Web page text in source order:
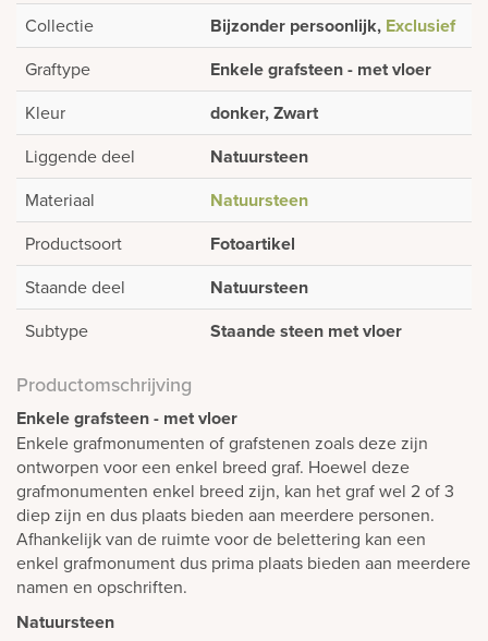
Collectie Bijzonder persoonlijk, Exclusief
Graftype Enkele grafsteen - met vloer
Kleur donker, Zwart
Liggende deel Natuursteen
Materiaal Natuursteen
Productsoort Fotoartikel
Staande deel Natuursteen
Subtype Staande steen met vloer
Productomschrijving
Enkele grafsteen - met vloer
Enkele grafmonumenten of grafstenen zoals deze zijn
ontworpen voor een enkel breed graf. Hoewel deze
grafmonumenten enkel breed zijn, kan het graf wel 2 of 3
diep zijn en dus plaats bieden aan meerdere personen.
Afhankelijk van de ruimte voor de belettering kan een
enkel grafmonument dus prima plaats bieden aan meerdere
namen en opschriften.
Natuursteen